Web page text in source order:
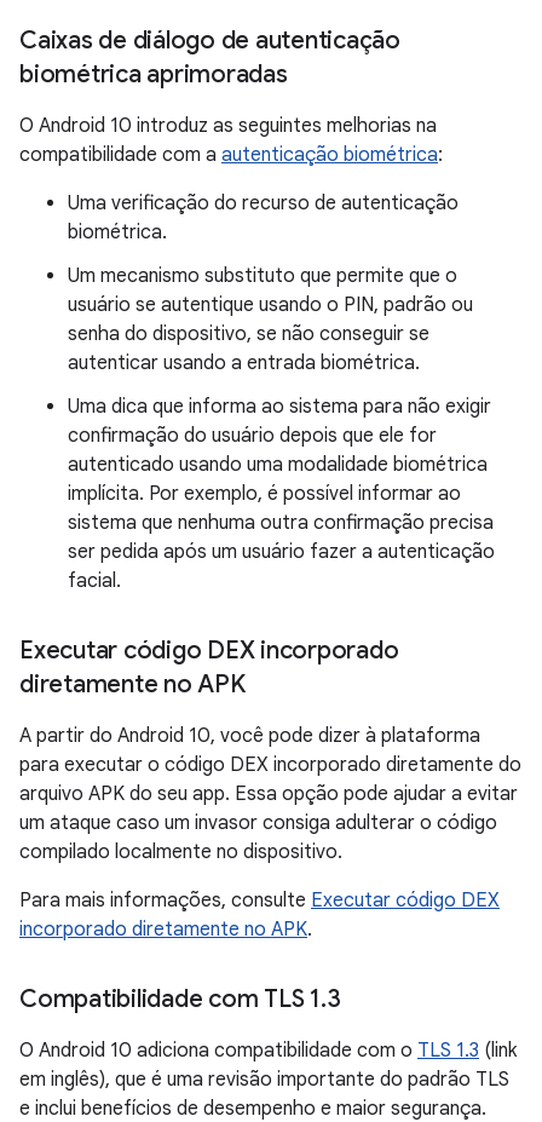
Caixas de diálogo de autenticação
biométrica aprimoradas
O Android 10 introduz as seguintes melhorias na
compatibilidade com a autenticação biométrica:
Uma verificação do recurso de autenticação
biométrica.
Um mecanismo substituto que permite que o
usuário se autentique usando o PIN, padrão ou
senha do dispositivo, se não conseguir se
autenticar usando a entrada biométrica.
Uma dica que informa ao sistema para não exigir
confirmação do usuário depois que ele for
autenticado usando uma modalidade biométrica
implícita. Por exemplo, é possível informar ao
sistema que nenhuma outra confirmação precisa
ser pedida após um usuário fazer a autenticação
facial.
Executar código DEX incorporado
diretamente no APK
A partir do Android 10, você pode dizer à plataforma
para executar o código DEX incorporado diretamente do
arquivo APK do seu app. Essa opção pode ajudar a evitar
um ataque caso um invasor consiga adulterar o código
compilado localmente no dispositivo.
Para mais informações, consulte Executar código DEX
incorporado diretamente no APK.
Compatibilidade com TLS 1.3
O Android 10 adiciona compatibilidade com o TLS 1.3 (link
em inglês), que é uma revisão importante do padrão TLS
e inclui benefícios de desempenho e maior segurança.